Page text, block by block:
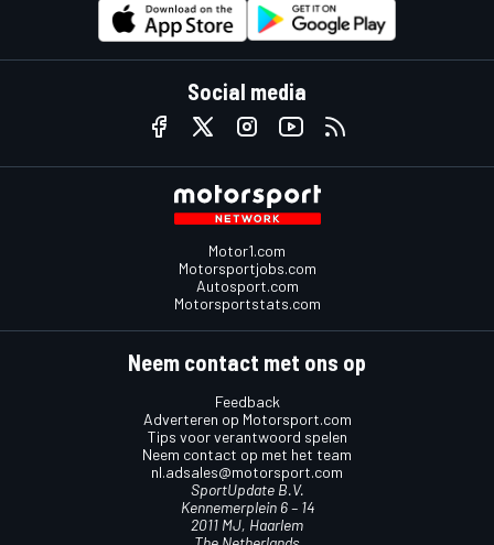
Social media
Motor1.com
Motorsportjobs.com
Autosport.com
Motorsportstats.com
Neem contact met ons op
Feedback
Adverteren op Motorsport.com
Tips voor verantwoord spelen
Neem contact op met het team
nl.adsales@motorsport.com
SportUpdate B.V.
Kennemerplein 6 – 14
2011 MJ, Haarlem